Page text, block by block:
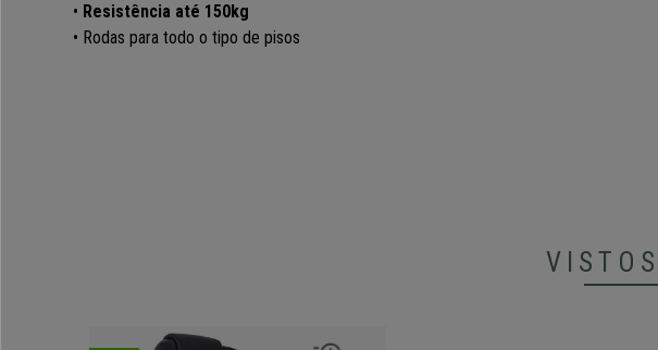
• Resistência até 150kg
• Rodas para todo o tipo de pisos
VISTOS